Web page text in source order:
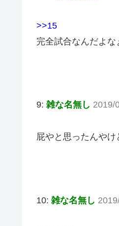
>>15
完全試合なんだよな
9: 雑な名無し 2019/
屁やと思ったんや
10: 雑な名無し